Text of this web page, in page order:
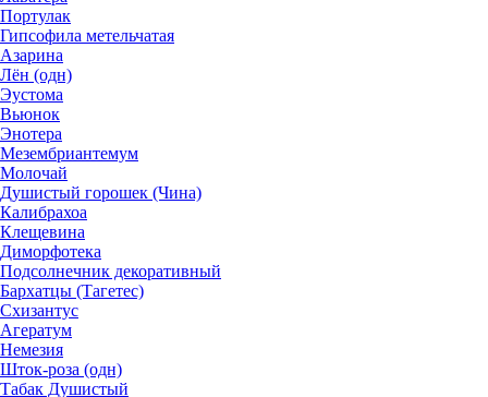
Портулак
Гипсофила метельчатая
Азарина
Лён (одн)
Эустома
Вьюнок
Энотера
Мезембриантемум
Молочай
Душистый горошек (Чина)
Калибрахоа
Клещевина
Диморфотека
Подсолнечник декоративный
Бархатцы (Тагетес)
Схизантус
Агератум
Немезия
Шток-роза (одн)
Табак Душистый